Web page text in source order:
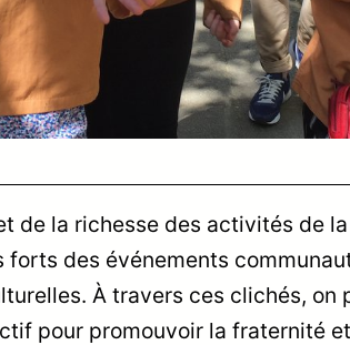
de la richesse des activités de la
des événements
À travers ces clichés, on
pour promouvoir la fraternité